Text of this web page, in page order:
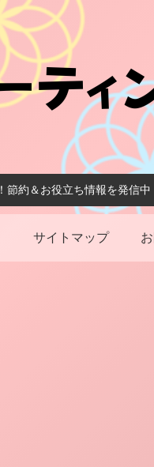
節約＆お役立ち情報を発信中
サイトマップ